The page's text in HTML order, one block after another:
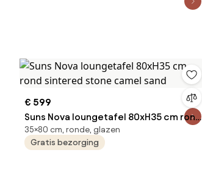
€ 599
Suns Nova loungetafel 80xH35 cm rond
sintered stone camel sand
35×80 cm, ronde, glazen
Gratis bezorging